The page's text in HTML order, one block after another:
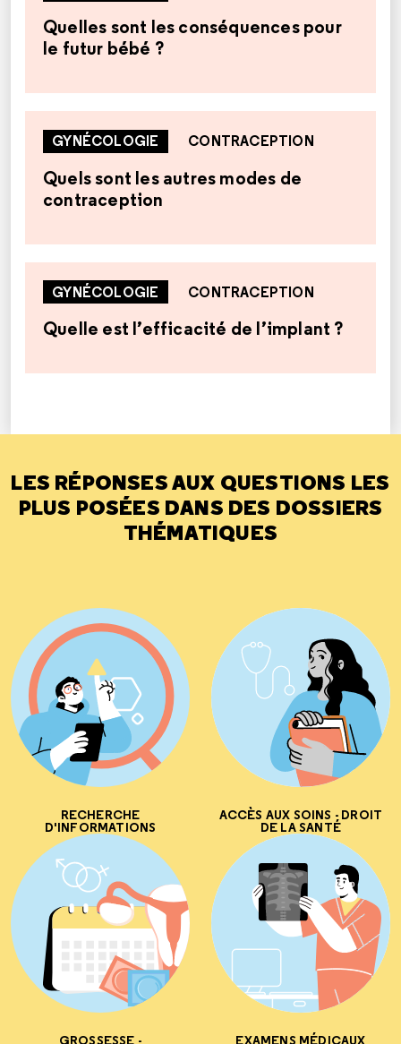
Quelles sont les conséquences pour
le futur bébé ?
GYNÉCOLOGIE CONTRACEPTION
Quels sont les autres modes de
contraception
GYNÉCOLOGIE CONTRACEPTION
Quelle est l’efficacité de l’implant ?
LES RÉPONSES AUX QUESTIONS LES
PLUS POSÉES DANS DES DOSSIERS
THÉMATIQUES
RECHERCHE
D'INFORMATIONS
ACCÈS AUX SOINS - DROIT
DE LA SANTÉ
GROSSESSE - EXAMENS MÉDICAUX